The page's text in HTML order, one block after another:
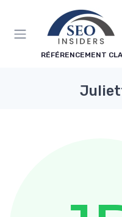
RÉFÉRENCEMENT
Panneau de gestion des